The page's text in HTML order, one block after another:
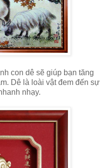
con dê sẽ giúp bạn tăng
Dê là loài vật đem đến sự
nhạy.